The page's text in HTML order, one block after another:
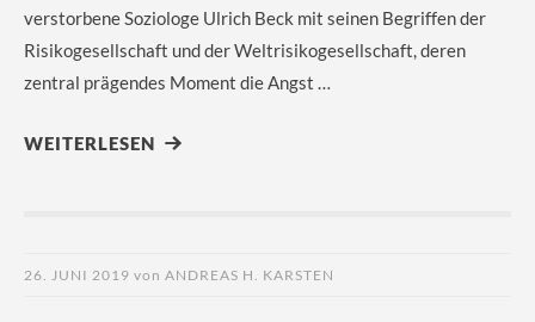
verstorbene Soziologe Ulrich Beck mit seinen Begriffen der
Risikogesellschaft und der Weltrisikogesellschaft, deren
zentral prägendes Moment die Angst …
WEITERLESEN
26. JUNI 2019 von ANDREAS H. KARSTEN